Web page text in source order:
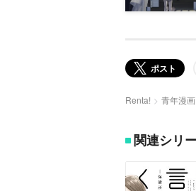
ポスト
Renta! 青年漫画
関連シリ